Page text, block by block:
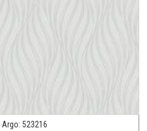
Argo: 523216